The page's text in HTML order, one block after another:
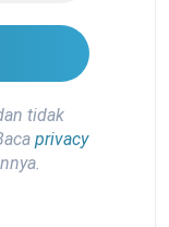
tidak
privacy